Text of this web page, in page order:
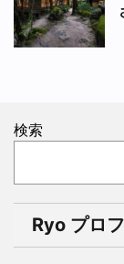
検索
Ryo プロ